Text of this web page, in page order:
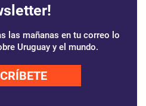
las mañanas en tu correo lo
Uruguay y el mundo.